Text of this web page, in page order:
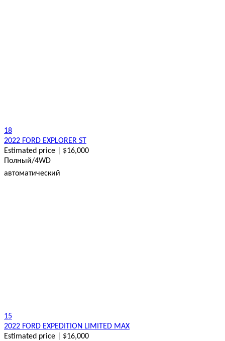
18
2022 FORD EXPLORER ST
Estimated price | $16,000
Полный/4WD
автоматический
15
2022 FORD EXPEDITION LIMITED MAX
Estimated price | $16,000